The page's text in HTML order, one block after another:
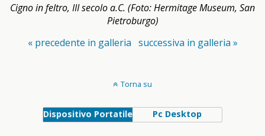
Cigno in feltro, III secolo a.C. (Foto: Hermitage Museum, San
Pietroburgo)
« precedente in galleria successiva in galleria »
Torna su
Dispositivo Portatile Pc Desktop